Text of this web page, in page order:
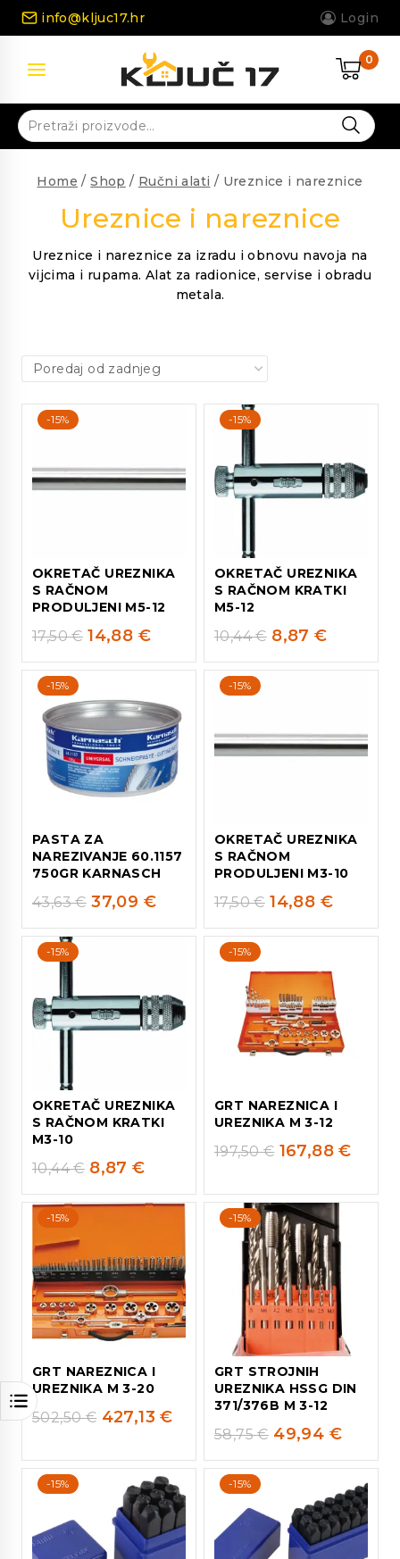
Skip
info@kljuc17.hr Login
0
Pretraži:
Home / Shop / Ručni alati / Ureznice i nareznice
Ureznice i nareznice
Ureznice i nareznice za izradu i obnovu navoja na
vijcima i rupama. Alat za radionice, servise i obradu
metala.
-15%
OKRETAČ UREZNIKA
S RAČNOM
PRODULJENI M5-12
17,50€ 14,88 €
-15%
OKRETAČ UREZNIKA
S RAČNOM KRATKI
M5-12
10,44€ 8,87€
-15%
PASTA ZA
NAREZIVANJE 60.1157
750GR KARNASCH
43,63€ 37,09 €
-15%
OKRETAČ UREZNIKA
S RAČNOM
PRODULJENI M3-10
17,50€ 14,88 €
-15%
OKRETAČ UREZNIKA
S RAČNOM KRATKI
M3-10
10,44€ 8,87€
-15%
GRT NAREZNICA I
UREZNIKA M 3-12
197,50€ 167,88€
-15%
GRT NAREZNICA I
UREZNIKA M 3-20
502,50€ 427,13€
-15%
GRT STROJNIH
UREZNIKA HSSG DIN
371/376B M 3-12
58,75€ 49,94 €
-15% -15%